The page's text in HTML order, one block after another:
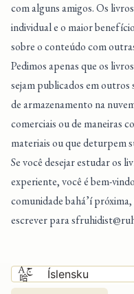
com alguns amigos. Os
individual e o maior
sobre o conteúdo com
Pedimos apenas que os
sejam publicados em
de armazenamento na
comerciais ou de maneiras
materiais ou que deturpem
Se você desejar estudar os
experiente, você é bem-
comunidade bahá’í próxima,
escrever para